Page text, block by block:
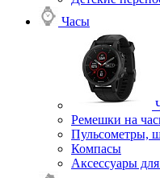
Часы
Ремешки на
Пульсометры,
Компасы
Аксессуары